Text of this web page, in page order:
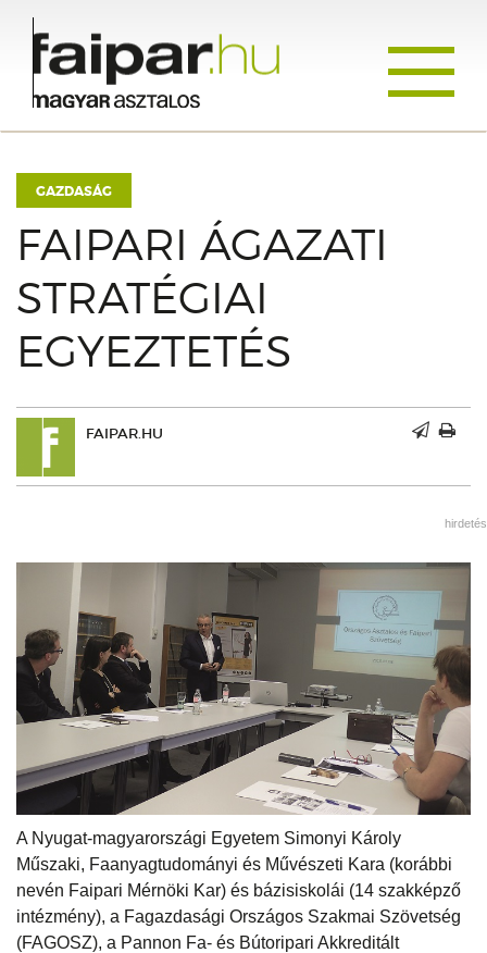
GAZDASÁG
FAIPARI ÁGAZATI
STRATÉGIAI
EGYEZTETÉS
FAIPAR.HU
hirdetés
A Nyugat-magyarországi Egyetem Simonyi Károly
Műszaki, Faanyagtudományi és Művészeti Kara (korábbi
nevén Faipari Mérnöki Kar) és bázisiskolái (14 szakképző
intézmény), a Fagazdasági Országos Szakmai Szövetség
(FAGOSZ), a Pannon Fa- és Bútoripari Akkreditált